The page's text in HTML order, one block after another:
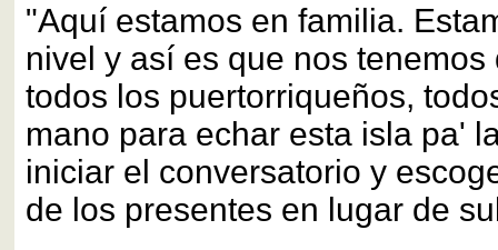
"Aquí estamos en familia.
nivel y así es que nos tenemos
todos los puertorriqueños,
mano para echar esta isla pa'
iniciar el conversatorio y
de los presentes en lugar de